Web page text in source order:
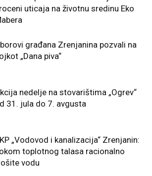
uticaja na životnu sredinu Eko
građana Zrenjanina pozvali na
„Dana piva“
nedelje na stovarištima „Ogrev“
31. jula do 7. avgusta
„Vodovod i kanalizacija“ Zrenjanin:
toplotnog talasa racionalno
vodu